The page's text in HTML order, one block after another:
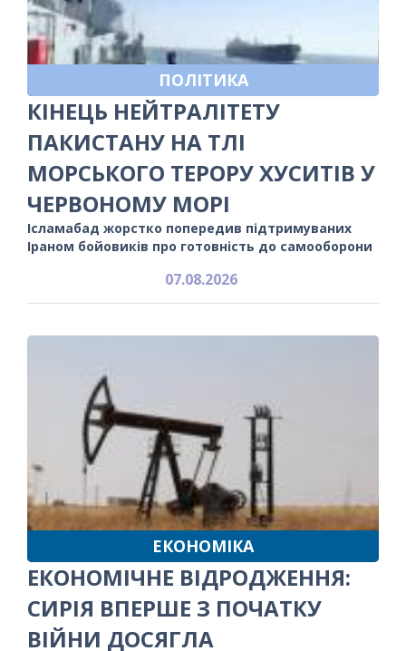
ПОЛІТИКА
КІНЕЦЬ НЕЙТРАЛІТЕТУ
ПАКИСТАНУ НА ТЛІ
МОРСЬКОГО ТЕРОРУ ХУСИТІВ У
ЧЕРВОНОМУ МОРІ
Ісламабад жорстко попередив підтримуваних
Іраном бойовиків про готовність до самооборони
07.08.2026
ЕКОНОМІКА
ЕКОНОМІЧНЕ ВІДРОДЖЕННЯ:
СИРІЯ ВПЕРШЕ З ПОЧАТКУ
ВІЙНИ ДОСЯГЛА